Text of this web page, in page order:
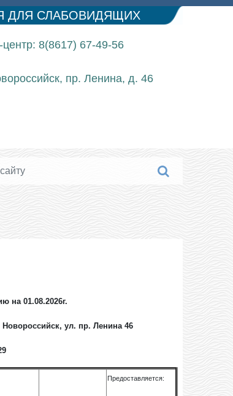
ДЛЯ СЛАБОВИДЯЩИХ
центр: 8(8617) 67-49-56
пр. Ленина, д. 46
на 01.08.2026г.
ул. пр. Ленина 46
Предоставляется: